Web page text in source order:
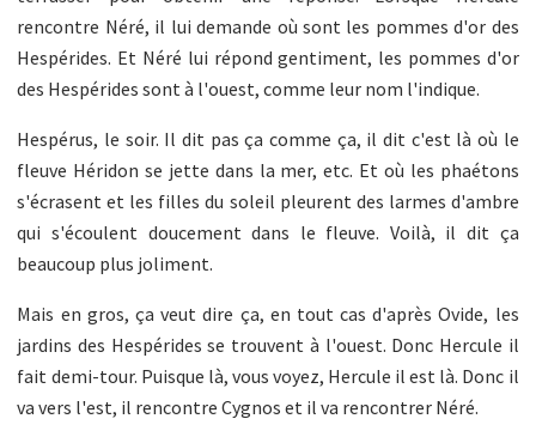
rencontre Néré, il lui demande où sont les pommes d'or des
Hespérides. Et Néré lui répond gentiment, les pommes d'or
des Hespérides sont à l'ouest, comme leur nom l'indique.
Hespérus, le soir. Il dit pas ça comme ça, il dit c'est là où le
fleuve Héridon se jette dans la mer, etc. Et où les phaétons
s'écrasent et les filles du soleil pleurent des larmes d'ambre
qui s'écoulent doucement dans le fleuve. Voilà, il dit ça
beaucoup plus joliment.
Mais en gros, ça veut dire ça, en tout cas d'après Ovide, les
jardins des Hespérides se trouvent à l'ouest. Donc Hercule il
fait demi-tour. Puisque là, vous voyez, Hercule il est là. Donc il
va vers l'est, il rencontre Cygnos et il va rencontrer Néré.